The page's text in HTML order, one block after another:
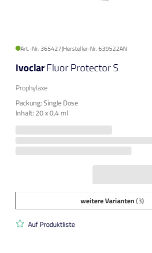
Art.-Nr. 365427|Hersteller-Nr. 639522AN
IvoclarFluor Protector S
Prophylaxe
Packung: Single Dose
Inhalt: 20 x 0,4 ml
weitere Varianten(3)
Auf Produktliste